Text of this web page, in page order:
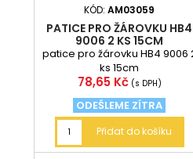
KÓD:AM03059
PATICE PRO ŽÁROVKU HB4
9006 2 KS 15CM
patice pro žárovku HB4 9006
ks 15cm
Cena
78,65 Kč (s DPH)
ODEŠLEME ZÍTRA
Přidat do košíku